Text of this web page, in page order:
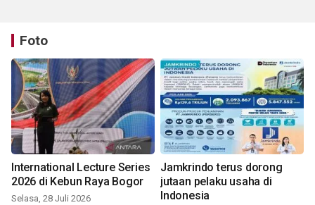
Foto
International Lecture Series
2026 di Kebun Raya Bogor
Selasa, 28 Juli 2026
Jamkrindo terus dorong
jutaan pelaku usaha di
Indonesia